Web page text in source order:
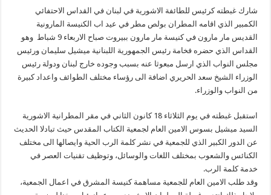
شارك غبطته كرئيس للطائفة الاشورية في لبنان في القداس الاحتفائي
الكمبير الذي اقامه المطران بولص مطر في عيد اب الكنيسة المارونية
القديس مار مارون في كنيسة مار مارون ببيروت صباح الاربعاء 9 شباط وهو
القداس الذي حضره فخامة رئيس الجمهورية اللبنانية ميشيل سليمان ورئيس
مجلس النواب الذي ارسل مبعوثا عنه بسبب وجوده خارج لبنان ودولة رئيس
الوزراء الشيخ سعد الحريري اضافة الى رؤساء مختلف الطوائف واعداد كبيرة
من النواب والوزراء.
استقبل غبطته في يوم الثلاثاء 18 كانون الثاني في مقر المطرانية الاشورية
السيد ميشيل بسوس الامين العام لجمعية الكتاب المقدس حيث تبادلا الحديث
عن الدور الكبير الذي للجمعية في نشر كلمة الرب الحية وايصالها الى مختلف
الكنائس والشعوب بمختلف اللغات والوسائل، وتوظيف تقنيات العصر في
خدمة كلمة الرب.
وقد طلب الامين العام للجمعية مساهمة كنيسة المشرق في اعمال الجمعية،